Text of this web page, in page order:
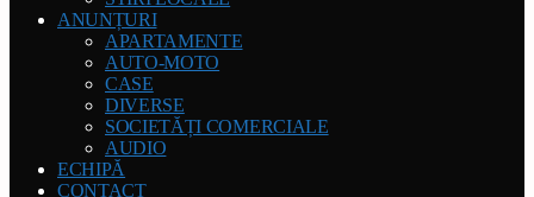
ANUNȚURI
APARTAMENTE
AUTO-MOTO
CASE
DIVERSE
SOCIETĂȚI COMERCIALE
AUDIO
ECHIPĂ
CONTACT